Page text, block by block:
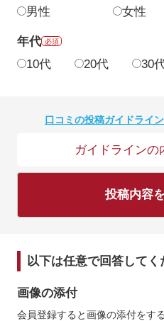
男性 女性
年代 必須
10代 20代 30
口コミの投稿ガイドライン
ガイドラインの
投稿内容
以下は任意で回答してく
画像の添付
会員登録すると画像の添付をす